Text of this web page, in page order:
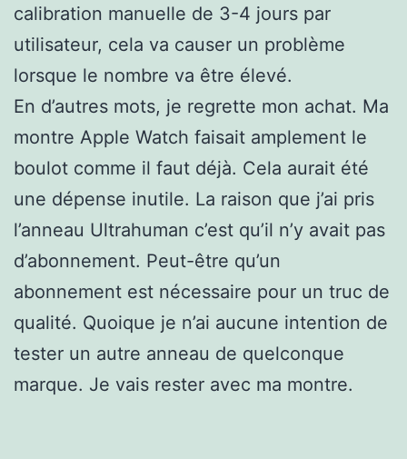
calibration manuelle de 3-4 jours par
utilisateur, cela va causer un problème
lorsque le nombre va être élevé.
En d’autres mots, je regrette mon achat. Ma
montre Apple Watch faisait amplement le
boulot comme il faut déjà. Cela aurait été
une dépense inutile. La raison que j’ai pris
l’anneau Ultrahuman c’est qu’il n’y avait pas
d’abonnement. Peut-être qu’un
abonnement est nécessaire pour un truc de
qualité. Quoique je n’ai aucune intention de
tester un autre anneau de quelconque
marque. Je vais rester avec ma montre.